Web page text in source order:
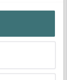
plats som
meter
den för
1 L Vit/Candy